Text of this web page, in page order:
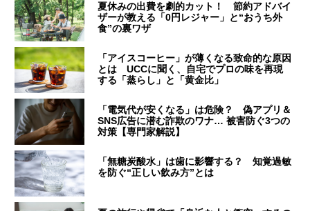
夏休みの出費を劇的カット！ 節約アドバイ
ザーが教える「0円レジャー」と“おうち外
食”の裏ワザ
「アイスコーヒー」が薄くなる致命的な原因
とは UCCに聞く、自宅でプロの味を再現
する「蒸らし」と「黄金比」
「電気代が安くなる」は危険？ 偽アプリ＆
SNS広告に潜む詐欺のワナ… 被害防ぐ3つの
対策【専門家解説】
「無糖炭酸水」は歯に影響する？ 知覚過敏
を防ぐ“正しい飲み方”とは